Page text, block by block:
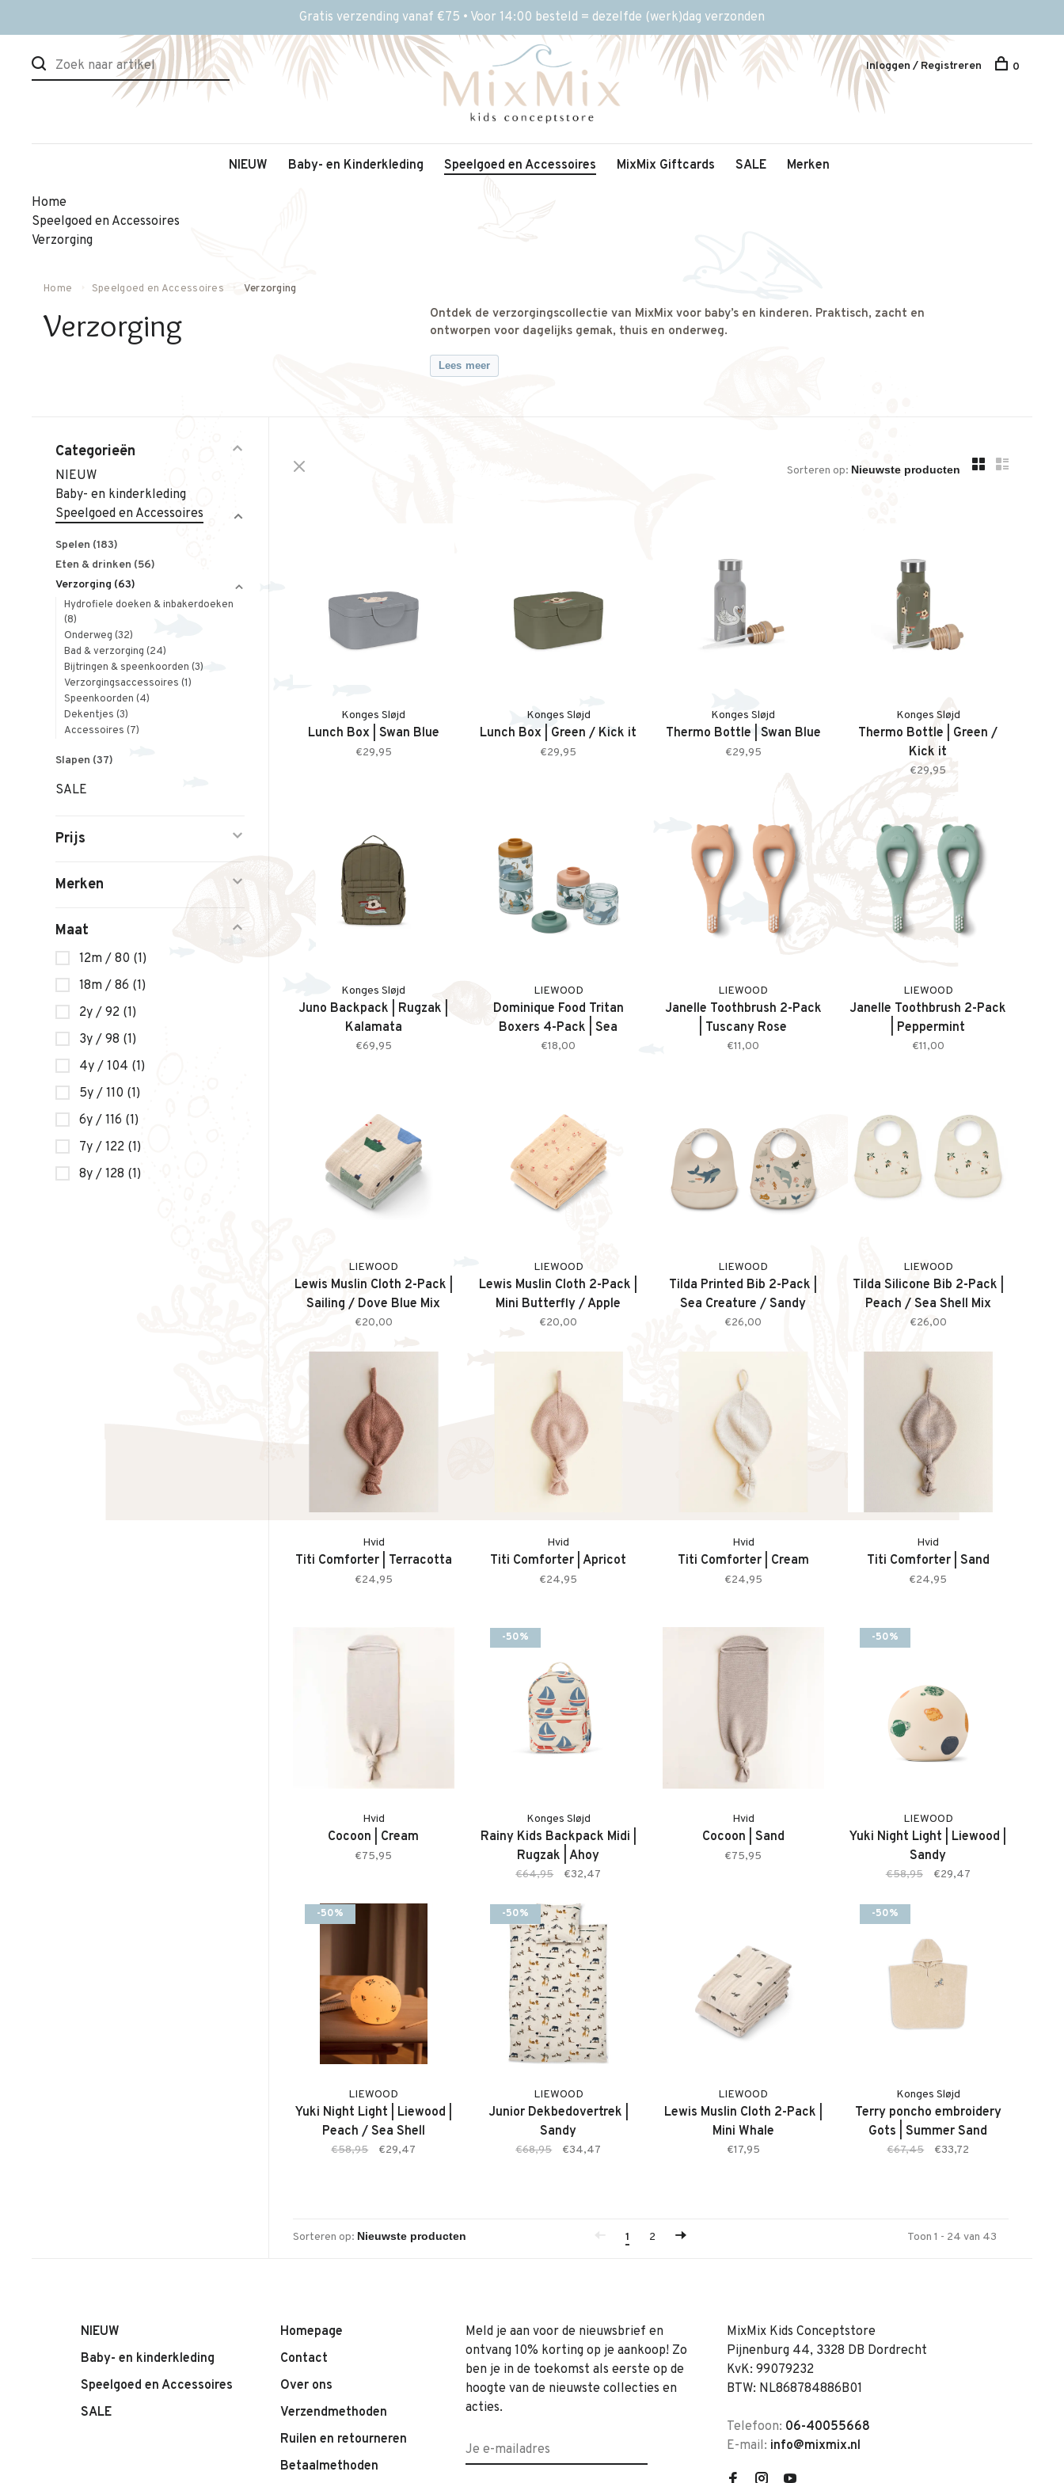
Gratis verzending vanaf €75 • Voor 14:00 besteld = dezelfde (werk)dag verzonden
NIEUW Baby- en Kinderkleding Speelgoed en Accessoires MixMix Giftcards SALE Merken
Inloggen / Registreren 0
Home
Speelgoed en Accessoires
Verzorging
Home Speelgoed en Accessoires Verzorging
Verzorging
Ontdek de verzorgingscollectie van MixMix voor baby’s en kinderen. Praktisch, zacht en
ontworpen voor dagelijks gemak, thuis en onderweg.
Lees meer
Categorieën
NIEUW
Baby- en kinderkleding
Speelgoed en Accessoires
Spelen (183)
Eten & drinken (56)
Verzorging (63)
Hydrofiele doeken & inbakerdoeken
(8)
Onderweg (32)
Bad & verzorging (24)
Bijtringen & speenkoorden (3)
Verzorgingsaccessoires (1)
Speenkoorden (4)
Dekentjes (3)
Accessoires (7)
Slapen (37)
SALE
Prijs
Merken
Maat
12m / 80 (1)
18m / 86 (1)
2y / 92 (1)
3y / 98 (1)
4y / 104 (1)
5y / 110 (1)
6y / 116 (1)
7y / 122 (1)
8y / 128 (1)
Sorteren op:
Konges Sløjd
Lunch Box | Swan Blue
€29,95
Konges Sløjd
Lunch Box | Green / Kick it
€29,95
Konges Sløjd
Thermo Bottle | Swan Blue
€29,95
Konges Sløjd
Thermo Bottle | Green /
Kick it
€29,95
Konges Sløjd
Juno Backpack | Rugzak |
Kalamata
€69,95
LIEWOOD
Dominique Food Tritan
Boxers 4-Pack | Sea
Creature / Sandy
€18,00
LIEWOOD
Janelle Toothbrush 2-Pack
| Tuscany Rose
€11,00
LIEWOOD
Janelle Toothbrush 2-Pack
| Peppermint
€11,00
LIEWOOD
Lewis Muslin Cloth 2-Pack |
Sailing / Dove Blue Mix
€20,00
LIEWOOD
Lewis Muslin Cloth 2-Pack |
Mini Butterfly / Apple
Blossom Mix
€20,00
LIEWOOD
Tilda Printed Bib 2-Pack |
Sea Creature / Sandy
€26,00
LIEWOOD
Tilda Silicone Bib 2-Pack |
Peach / Sea Shell Mix
€26,00
Hvid
Titi Comforter | Terracotta
€24,95
Hvid
Titi Comforter | Apricot
€24,95
Hvid
Titi Comforter | Cream
€24,95
Hvid
Titi Comforter | Sand
€24,95
Hvid
Cocoon | Cream
€75,95
-50%
Konges Sløjd
Rainy Kids Backpack Midi |
Rugzak | Ahoy
€64,95 €32,47
Hvid
Cocoon | Sand
€75,95
-50%
LIEWOOD
Yuki Night Light | Liewood |
Sandy
€58,95 €29,47
-50%
LIEWOOD
Yuki Night Light | Liewood |
Peach / Sea Shell
€58,95 €29,47
-50%
LIEWOOD
Junior Dekbedovertrek |
Sandy
€68,95 €34,47
LIEWOOD
Lewis Muslin Cloth 2-Pack |
Mini Whale
€17,95
-50%
Konges Sløjd
Terry poncho embroidery
Gots | Summer Sand
€67,45 €33,72
Sorteren op: 1 2 Toon 1 - 24 van 43
NIEUW
Baby- en kinderkleding
Speelgoed en Accessoires
SALE
Homepage
Contact
Over ons
Verzendmethoden
Ruilen en retourneren
Betaalmethoden
Meld je aan voor de nieuwsbrief en
ontvang 10% korting op je aankoop! Zo
ben je in de toekomst als eerste op de
hoogte van de nieuwste collecties en
acties.
MixMix Kids Conceptstore
Pijnenburg 44, 3328 DB Dordrecht
KvK: 99079232
BTW: NL868784886B01
Telefoon: 06-40055668
E-mail: info@mixmix.nl